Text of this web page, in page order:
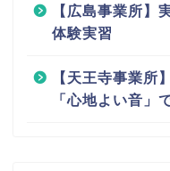
【広島事業所】
体験実習
【天王寺事業所
「心地よい音」